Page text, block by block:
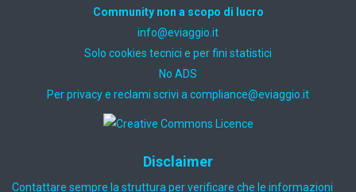
Community non a scopo di lucro
ti.oiggaive@ofni
Solo cookies tecnici e per fini statistici
No ADS
Per privacy e reclami scrivi a ti.oiggaive@ecnailpmoc
Disclaimer
Contattare sempre la struttura per verificare che le informazioni